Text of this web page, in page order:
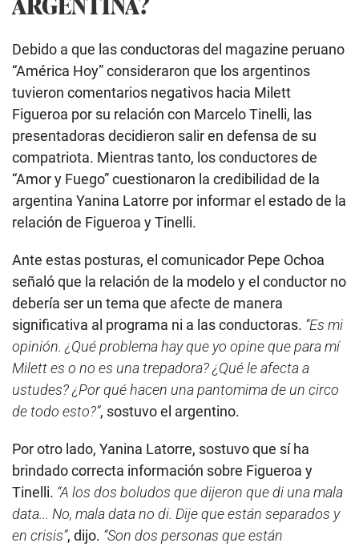
Debido a que las conductoras del magazine peruano
“América Hoy” consideraron que los argentinos
tuvieron comentarios negativos hacia Milett
Figueroa por su relación con Marcelo Tinelli, las
presentadoras decidieron salir en defensa de su
compatriota. Mientras tanto, los conductores de
“Amor y Fuego” cuestionaron la credibilidad de la
argentina Yanina Latorre por informar el estado de la
relación de Figueroa y Tinelli.
Ante estas posturas, el comunicador Pepe Ochoa
señaló que la relación de la modelo y el conductor no
debería ser un tema que afecte de manera
significativa al programa ni a las conductoras. “Es mi
opinión. ¿Qué problema hay que yo opine que para mí
Milett es o no es una trepadora? ¿Qué le afecta a
ustudes? ¿Por qué hacen una pantomima de un circo
de todo esto?”, sostuvo el argentino.
Por otro lado, Yanina Latorre, sostuvo que sí ha
brindado correcta información sobre Figueroa y
Tinelli. “A los dos boludos que dijeron que di una mala
data... No, mala data no di. Dije que están separados y
en crisis”, dijo. “Son dos personas que están